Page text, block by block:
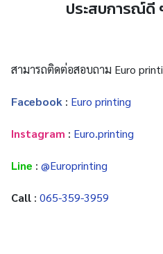
ประสบการณ์ดี
สามารถติดต่อสอบถาม Euro
Facebook : Euro printing
Instagram : Euro.printing
Line : @Europrinting
Call : 065-359-3959